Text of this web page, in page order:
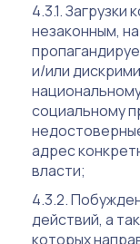
Загрузки
незаконным,
и/или
социальному
адрес
власти;
действий, а
которых